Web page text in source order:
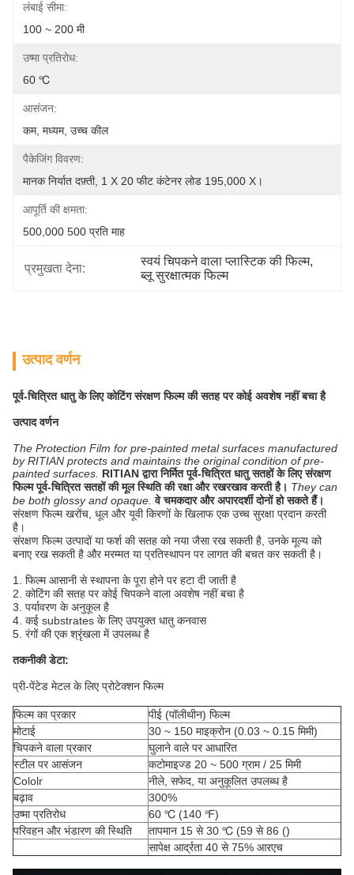
लंबाई सीमा:
100 ~ 200 मी
उष्मा प्रतिरोध:
60 ℃
आसंजन:
कम, मध्यम, उच्च कील
पैकेजिंग विवरण:
मानक निर्यात दफ़्ती, 1 X 20 फीट कंटेनर लोड 195,000 X।
आपूर्ति की क्षमता:
500,000 500 प्रति माह
प्रमुखता देना:
स्वयं चिपकने वाला प्लास्टिक की फिल्म,
ब्लू सुरक्षात्मक फिल्म
उत्पाद वर्णन
पूर्व-चित्रित धातु के लिए कोटिंग संरक्षण फिल्म की सतह पर कोई अवशेष नहीं बचा है
उत्पाद वर्णन
The Protection Film for pre-painted metal surfaces manufactured
by RITIAN protects and maintains the original condition of pre-
painted surfaces. RITIAN द्वारा निर्मित पूर्व-चित्रित धातु सतहों के लिए संरक्षण
फिल्म पूर्व-चित्रित सतहों की मूल स्थिति की रक्षा और रखरखाव करती है। They can
be both glossy and opaque. वे चमकदार और अपारदर्शी दोनों हो सकते हैं।
संरक्षण फिल्म खरोंच, धूल और यूवी किरणों के खिलाफ एक उच्च सुरक्षा प्रदान करती
है।
संरक्षण फिल्म उत्पादों या फर्श की सतह को नया जैसा रख सकती है, उनके मूल्य को
बनाए रख सकती है और मरम्मत या प्रतिस्थापन पर लागत की बचत कर सकती है।
1. फिल्म आसानी से स्थापना के पूरा होने पर हटा दी जाती है
2. कोटिंग की सतह पर कोई चिपकने वाला अवशेष नहीं बचा है
3. पर्यावरण के अनुकूल है
4. कई substrates के लिए उपयुक्त धातु कनवास
5. रंगों की एक श्रृंखला में उपलब्ध है
तकनीकी डेटा:
प्री-पेंटेड मेटल के लिए प्रोटेक्शन फिल्म
फिल्म का प्रकार
पीई (पॉलीथीन) फिल्म
मोटाई
30 ~ 150 माइक्रोन (0.03 ~ 0.15 मिमी)
चिपकने वाला प्रकार
घुलाने वाले पर आधारित
स्टील पर आसंजन
कटोमाइज्ड 20 ~ 500 ग्राम / 25 मिमी
Cololr
नीले, सफेद, या अनुकूलित उपलब्ध है
बढ़ाव
300%
उष्मा प्रतिरोध
60 ℃ (140 ℉)
परिवहन और भंडारण की स्थिति
तापमान 15 से 30 ℃ (59 से 86 ()
सापेक्ष आर्द्रता 40 से 75% आरएच